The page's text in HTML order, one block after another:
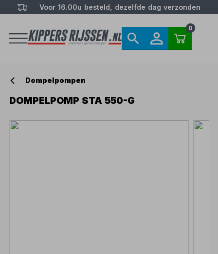
Voor 16.00u besteld, dezelfde dag verzonden
0
Dompelpompen
DOMPELPOMP STA 550-G